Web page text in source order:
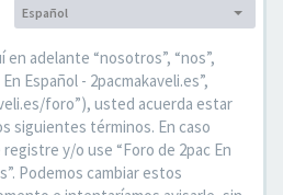
Idioma:
Español
en adelante “nosotros”, “nos”,
Español - 2pacmakaveli.es”,
foro”), usted acuerda estar
siguientes términos. En caso
y/o use “Foro de 2pac En
Podemos cambiar estos